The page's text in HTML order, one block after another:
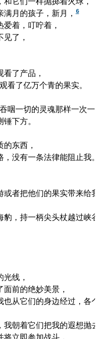
月的孩子，新月， 6
着，叮咛着，
了，
了产品，
看了亿万个青的果实。
咽一切的灵魂那样一次一次
下方。
东西，
没有一条法律能阻止我。
者把他们的果实带来给我
，持一柄尖头杖越过峡谷,
线，
前的绝妙美景，
也从它们的身边经过，各个
朝着它们把我的遐想抛去